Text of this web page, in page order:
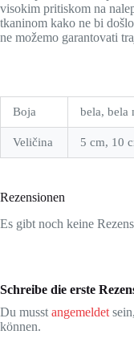
visokim pritiskom na
tkaninom kako ne bi
ne možemo garantovati
Boja bela, bela
Veličina 5 cm, 10
Rezensionen
Es gibt noch keine
Schreibe die erste
Du musst angemeldet
können.